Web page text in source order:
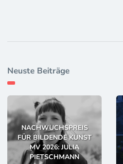
Neuste Beiträge
NACHWUCHSPREIS
FÜR BILDENDE KUNST
MV 2026: JULIA
PIETSCHMANN